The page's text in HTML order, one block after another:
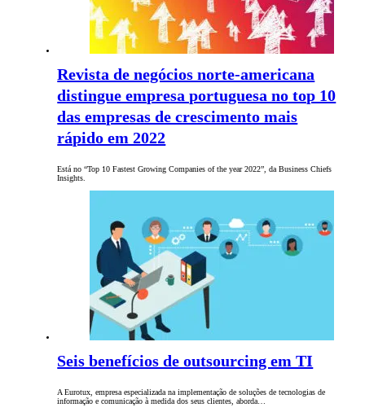
Revista de negócios norte-americana
distingue empresa portuguesa no top 10
das empresas de crescimento mais
rápido em 2022
Está no “Top 10 Fastest Growing Companies of the year 2022”, da Business Chiefs
Insights.
Seis benefícios de outsourcing em TI
A Eurotux, empresa especializada na implementação de soluções de tecnologias de
informação e comunicação à medida dos seus clientes, aborda…